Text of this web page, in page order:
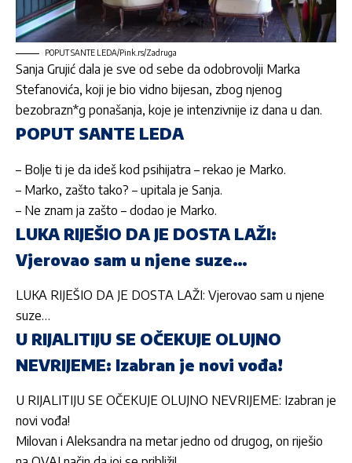
POPUT SANTE LEDA/Pink.rs/Zadruga
Sanja Grujić dala je sve od sebe da odobrovolji Marka
Stefanovića, koji je bio vidno bijesan, zbog njenog
bezobrazn*g ponašanja, koje je intenzivnije iz dana u dan.
POPUT SANTE LEDA
– Bolje ti je da ideš kod psihijatra – rekao je Marko.
– Marko, zašto tako? – upitala je Sanja.
– Ne znam ja zašto – dodao je Marko.
LUKA RIJEŠIO DA JE DOSTA LAŽI:
Vjerovao sam u njene suze…
LUKA RIJEŠIO DA JE DOSTA LAŽI: Vjerovao sam u njene
suze…
U RIJALITIJU SE OČEKUJE OLUJNO
NEVRIJEME: Izabran je novi vođa!
U RIJALITIJU SE OČEKUJE OLUJNO NEVRIJEME: Izabran je
novi vođa!
Milovan i Aleksandra na metar jedno od drugog, on riješio